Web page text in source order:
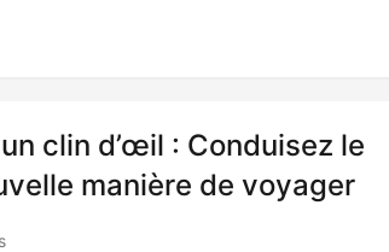
clin d’œil : Conduisez le
manière de voyager